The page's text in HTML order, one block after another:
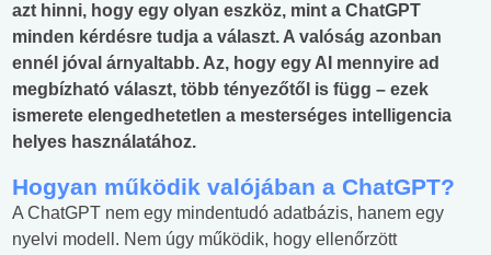
azt hinni, hogy egy olyan eszköz, mint a ChatGPT
minden kérdésre tudja a választ. A valóság azonban
ennél jóval árnyaltabb. Az, hogy egy AI mennyire ad
megbízható választ, több tényezőtől is függ – ezek
ismerete elengedhetetlen a mesterséges intelligencia
helyes használatához.
Hogyan működik valójában a ChatGPT?
A ChatGPT nem egy mindentudó adatbázis, hanem egy
nyelvi modell. Nem úgy működik, hogy ellenőrzött